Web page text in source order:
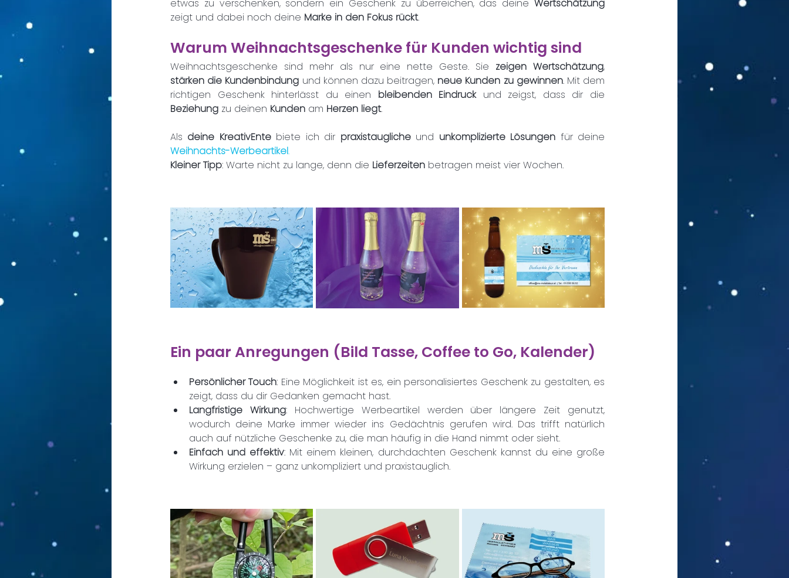
etwas zu verschenken, sondern ein Geschenk zu überreichen, das deine
zeigt und dabei noch deine Marke in den Fokus rückt.
Warum Weihnachtsgeschenke für Kunden wichtig sind
Weihnachtsgeschenke sind mehr als nur eine nette Geste. Sie zeigen Wertschätzung
stärken die Kundenbindung und können dazu beitragen, neue Kunden zu gewinnen. Mit dem
richtigen Geschenk hinterlässt du einen bleibenden Eindruck
Beziehung zu deinen Kunden am Herzen liegt.
Als deine KreativEnte biete ich dir praxistaugliche und unkomplizierte Lösungen
Weihnachts-Werbeartikel.
Kleiner Tipp: Warte nicht zu lange, denn die Lieferzeiten betragen meist vier Wochen.
Ein paar Anregungen (Bild Tasse, Coffee to Go, Kalender)
Persönlicher Touch: Eine Möglichkeit ist es, ein personalisiertes Geschenk zu gestalten, es
zeigt, dass du dir Gedanken gemacht hast.
Langfristige Wirkung: Hochwertige Werbeartikel werden über längere Zeit genutzt,
wodurch deine Marke immer wieder ins Gedächtnis gerufen wird. Das trifft natürlich
auch auf nützliche Geschenke zu, die man häufig in die Hand nimmt oder sieht.
Einfach und effektiv: Mit einem kleinen, durchdachten Geschenk kannst du eine große
Wirkung erzielen – ganz unkompliziert und praxistauglich.